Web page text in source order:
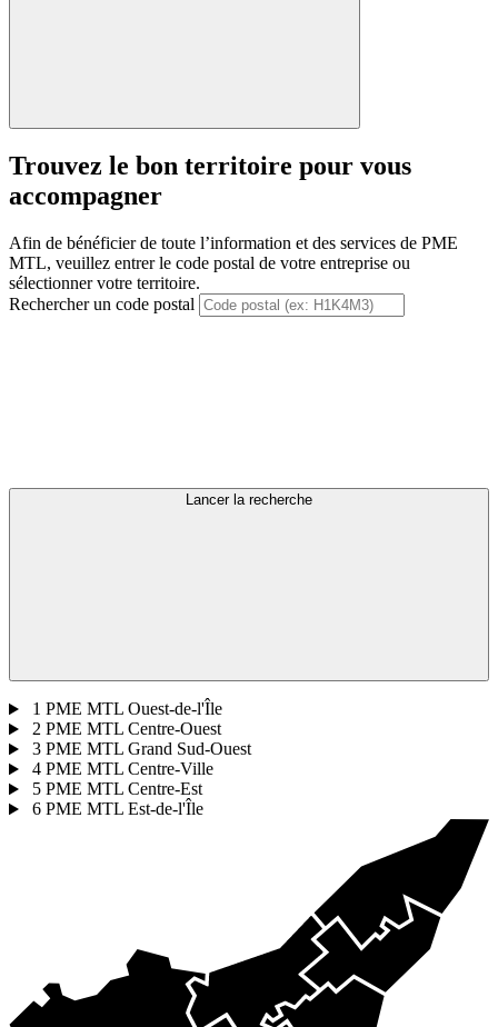
Trouvez le bon territoire pour vous
accompagner
Afin de bénéficier de toute l’information et des services de PME
MTL, veuillez entrer le code postal de votre entreprise ou
sélectionner votre territoire.
Rechercher un code postal
Lancer la recherche
1 PME MTL Ouest-de-l'Île
2 PME MTL Centre-Ouest
3 PME MTL Grand Sud-Ouest
4 PME MTL Centre-Ville
5 PME MTL Centre-Est
6 PME MTL Est-de-l'Île